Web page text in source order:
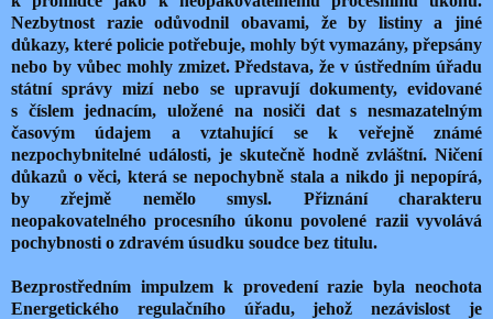
Nezbytnost razie odůvodnil obavami, že by listiny a jiné
důkazy, které policie potřebuje, mohly být vymazány, přepsány
nebo by vůbec mohly zmizet. Představa, že v ústředním úřadu
státní správy mizí nebo se upravují dokumenty, evidované
s číslem jednacím, uložené na nosiči dat s nesmazatelným
časovým údajem a vztahující se k veřejně známé
nezpochybnitelné události, je skutečně hodně zvláštní. Ničení
důkazů o věci, která se nepochybně stala a nikdo ji nepopírá,
by zřejmě nemělo smysl. Přiznání charakteru
neopakovatelného procesního úkonu povolené razii vyvolává
pochybnosti o zdravém úsudku soudce bez titulu.
Bezprostředním impulzem k provedení razie byla neochota
Energetického regulačního úřadu, jehož nezávislost je